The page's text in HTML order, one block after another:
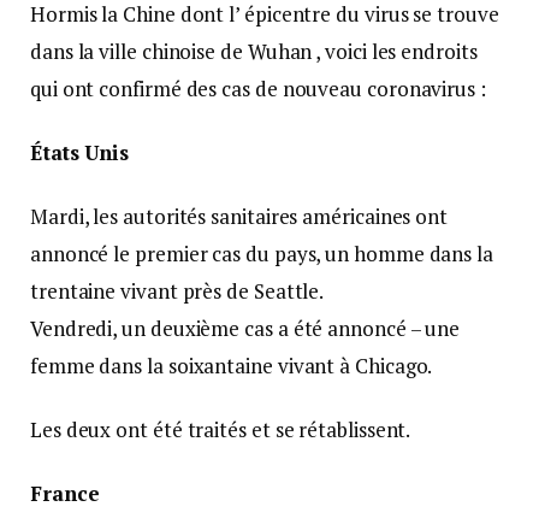
Hormis la Chine dont l’ épicentre du virus se trouve
dans la ville chinoise de Wuhan , voici les endroits
qui ont confirmé des cas de nouveau coronavirus :
États Unis
Mardi, les autorités sanitaires américaines ont
annoncé le premier cas du pays, un homme dans la
trentaine vivant près de Seattle.
Vendredi, un deuxième cas a été annoncé – une
femme dans la soixantaine vivant à Chicago.
Les deux ont été traités et se rétablissent.
France